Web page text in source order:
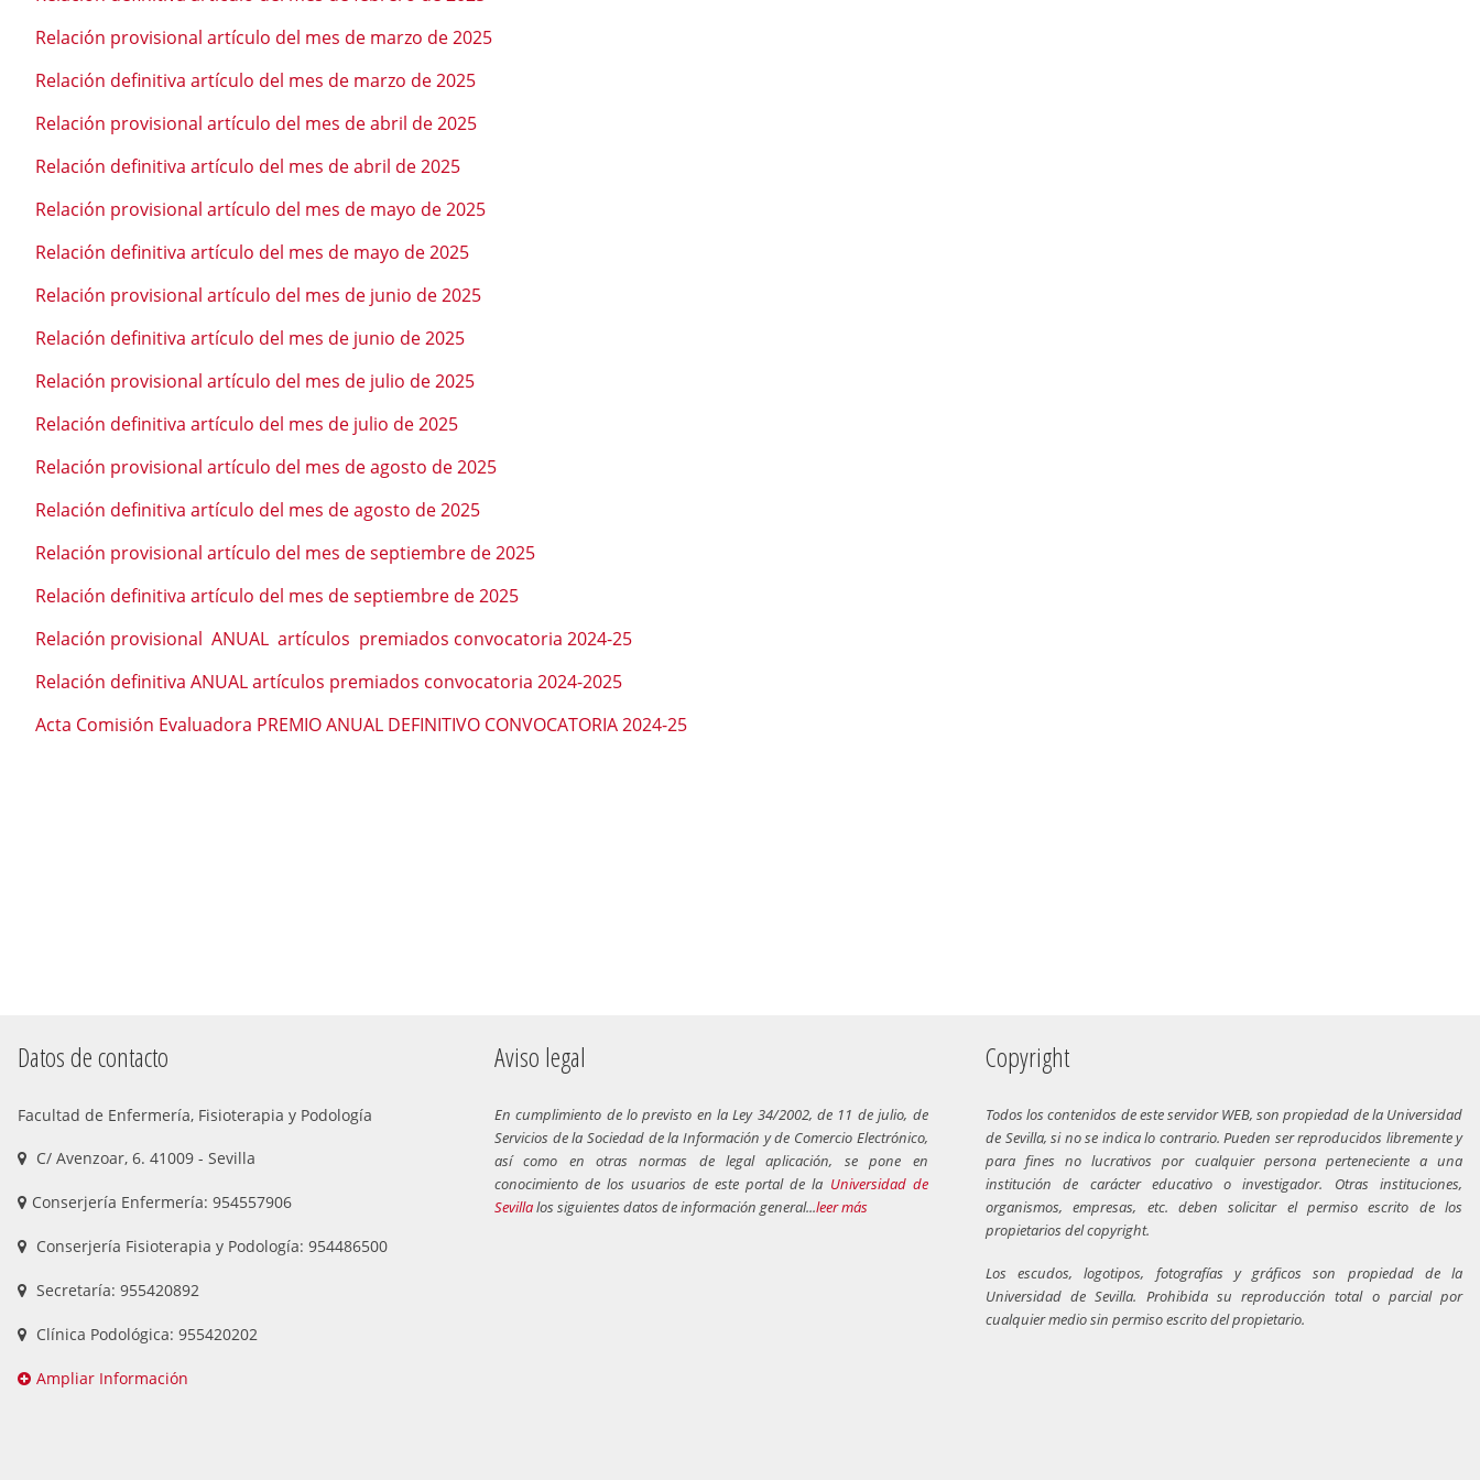
Relación provisional artículo del mes de marzo de 2025
Relación definitiva artículo del mes de marzo de 2025
Relación provisional artículo del mes de abril de 2025
Relación definitiva artículo del mes de abril de 2025
Relación provisional artículo del mes de mayo de 2025
Relación definitiva artículo del mes de mayo de 2025
Relación provisional artículo del mes de junio de 2025
Relación definitiva artículo del mes de junio de 2025
Relación provisional artículo del mes de julio de 2025
Relación definitiva artículo del mes de julio de 2025
Relación provisional artículo del mes de agosto de 2025
Relación definitiva artículo del mes de agosto de 2025
Relación provisional artículo del mes de septiembre de 2025
Relación definitiva artículo del mes de septiembre de 2025
Relación provisional ANUAL artículos premiados convocatoria 2024-25
Relación definitiva ANUAL artículos premiados convocatoria 2024-2025
Acta Comisión Evaluadora PREMIO ANUAL DEFINITIVO CONVOCATORIA 2024-25
Datos de contacto
Facultad de Enfermería, Fisioterapia y Podología
C/ Avenzoar, 6. 41009 - Sevilla
Conserjería Enfermería: 954557906
Conserjería Fisioterapia y Podología: 954486500
Secretaría: 955420892
Clínica Podológica: 955420202
Ampliar Información
Aviso legal
En cumplimiento de lo previsto en la Ley 34/2002, de 11 de julio, de
Servicios de la Sociedad de la Información y de Comercio Electrónico,
así como en otras normas de legal aplicación, se pone en
conocimiento de los usuarios de este portal de la Universidad de
Sevillalos siguientes datos de información general...leer más
Copyright
Todos los contenidos de este servidor WEB, son propiedad de la Universidad
de Sevilla, si no se indica lo contrario. Pueden ser reproducidos libremente y
para fines no lucrativos por cualquier persona perteneciente a una
institución de carácter educativo o investigador. Otras instituciones,
organismos, empresas, etc. deben solicitar el permiso escrito de los
propietarios del copyright.
Los escudos, logotipos, fotografías y gráficos son propiedad de la
Universidad de Sevilla. Prohibida su reproducción total o parcial por
cualquier medio sin permiso escrito del propietario.